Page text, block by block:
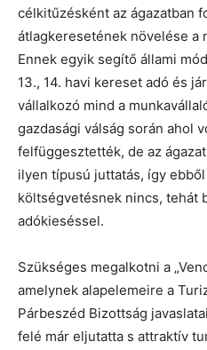
célkitűzésként az ágazatban
átlagkeresetének növelése a
Ennek egyik segítő állami
13., 14. havi kereset adó és
vállalkozó mind a
gazdasági válság során ahol
felfüggesztették, de az
ilyen típusú juttatás, így
költségvetésnek nincs, tehát
adókieséssel.
Szükséges megalkotni a
amelynek alapelemeire a
Párbeszéd Bizottság
felé már eljutatta s attraktív